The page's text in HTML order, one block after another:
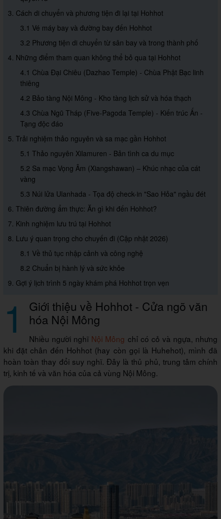
3. Cách di chuyển và phương tiện đi lại tại Hohhot
3.1 Vé máy bay và đường bay đến Hohhot
3.2 Phương tiện di chuyển từ sân bay và trong thành phố
4. Những điểm tham quan không thể bỏ qua tại Hohhot
4.1 Chùa Đại Chiêu (Dazhao Temple) - Chùa Phật Bạc linh
thiêng
4.2 Bảo tàng Nội Mông - Kho tàng lịch sử và hóa thạch
4.3 Chùa Ngũ Tháp (Five-Pagoda Temple) - Kiến trúc Ấn -
Tạng độc đáo
5. Trải nghiệm thảo nguyên và sa mạc gần Hohhot
5.1 Thảo nguyên Xilamuren - Bản tình ca du mục
5.2 Sa mạc Vọng Âm (Xiangshawan) – Khúc nhạc của cát
vàng
5.3 Núi lửa Ulanhada - Tọa độ check-in "Sao Hỏa" ngầu đét
6. Thiên đường ẩm thực: Ăn gì khi đến Hohhot?
7. Kinh nghiệm lưu trú tại Hohhot
8. Lưu ý quan trọng cho chuyến đi (Cập nhật 2026)
8.1 Về thủ tục nhập cảnh và công nghệ
8.2 Chuẩn bị hành lý và sức khỏe
9. Gợi ý lịch trình 5 ngày khám phá Hohhot trọn vẹn
1 Giới thiệu về Hohhot - Cửa ngõ văn
hóa Nội Mông
Nhiều người nghĩ Nội Mông chỉ có cỏ và ngựa, nhưng
khi đặt chân đến Hohhot (hay còn gọi là Huhehot), mình đã
hoàn toàn thay đổi suy nghĩ. Đây là thủ phủ, trung tâm chính
trị, kinh tế và văn hóa của cả vùng Nội Mông.